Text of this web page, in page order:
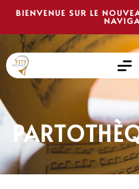
BIENVENUE SUR LE